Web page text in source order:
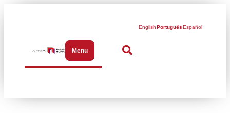
MenuAbrir menu de navegação
EnglishPortuguêsEspañol